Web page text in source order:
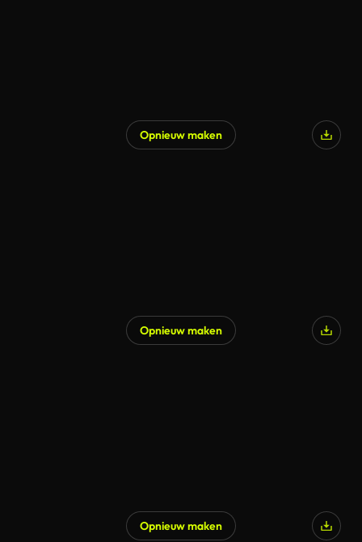
Opnieuw maken
Opnieuw maken
Opnieuw maken